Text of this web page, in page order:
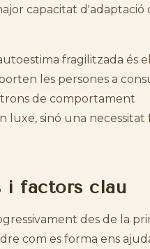
capacitat d'adaptació
fragilitzada és
les persones a
de comportament
sinó una necessitat
i factors clau
des de la
com es forma ens